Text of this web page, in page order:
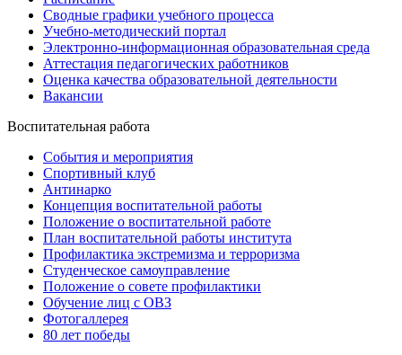
Сводные графики учебного процесса
Учебно-методический портал
Электронно-информационная образовательная среда
Аттестация педагогических работников
Оценка качества образовательной деятельности
Вакансии
Воспитательная работа
События и мероприятия
Спортивный клуб
Антинарко
Концепция воспитательной работы
Положение о воспитательной работе
План воспитательной работы института
Профилактика экстремизма и терроризма
Студенческое самоуправление
Положение о совете профилактики
Обучение лиц с ОВЗ
Фотогаллерея
80 лет победы